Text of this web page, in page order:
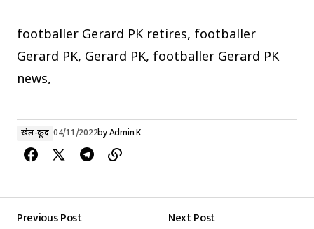
footballer Gerard PK retires, footballer
Gerard PK, Gerard PK, footballer Gerard PK
news,
खेल-कूद 04/11/2022byAdmin K
Previous Post
Next Post